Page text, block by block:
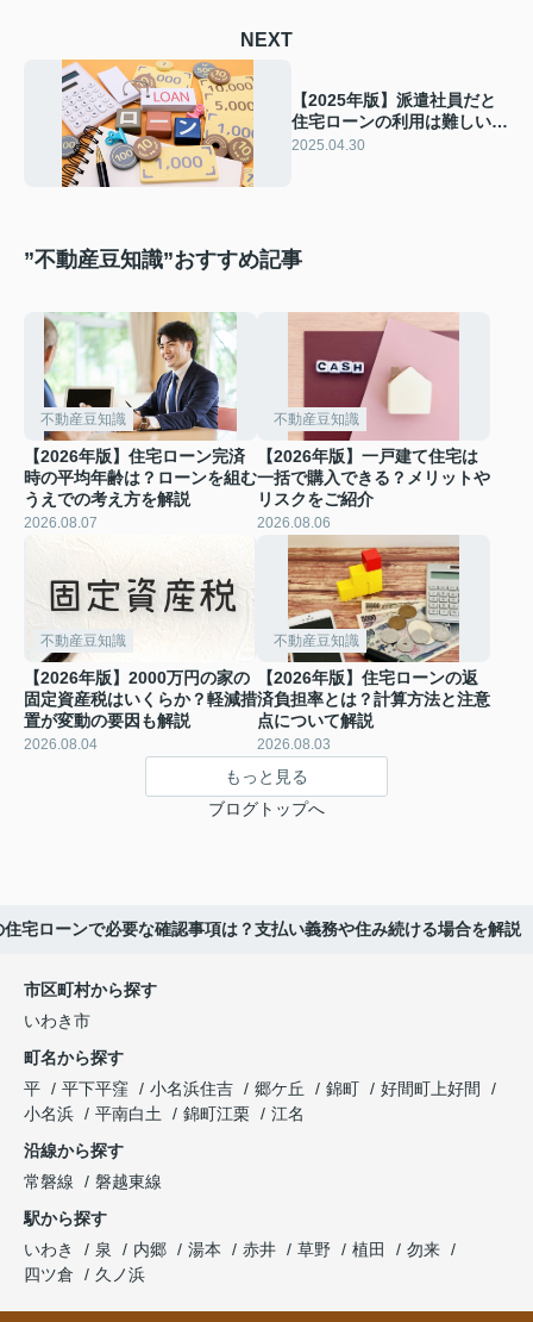
NEXT
【2025年版】派遣社員だと
住宅ローンの利用は難しい？
気になるポイントを解説！
2025.04.30
”不動産豆知識”おすすめ記事
不動産豆知識
【2026年版】住宅ローン完済
時の平均年齢は？ローンを組む
うえでの考え方を解説
2026.08.07
不動産豆知識
【2026年版】一戸建て住宅は
一括で購入できる？メリットや
リスクをご紹介
2026.08.06
不動産豆知識
【2026年版】2000万円の家の
固定資産税はいくらか？軽減措
置が変動の要因も解説
2026.08.04
不動産豆知識
【2026年版】住宅ローンの返
済負担率とは？計算方法と注意
点について解説
2026.08.03
もっと見る
ブログトップへ
宅ローンで必要な確認事項は？支払い義務や住み続ける場合を解説
市区町村から探す
いわき市
町名から探す
平
平下平窪 小名浜住吉 郷ケ丘 錦町
好間町上好間
小名浜
平南白土 錦町江栗
江名
沿線から探す
常磐線
磐越東線
駅から探す
いわき
泉 内郷 湯本 赤井 草野 植田
勿来
四ツ倉
久ノ浜